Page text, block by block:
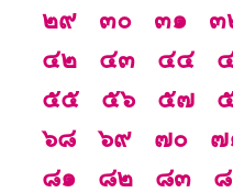
๒๙
๓๐ ๓๑
๓
๔๒
๔๓ ๔๔
๕๕
๕๖ ๕๗
๖๘
๖๙ ๗๐
๗
๘๑
๘๒ ๘๓